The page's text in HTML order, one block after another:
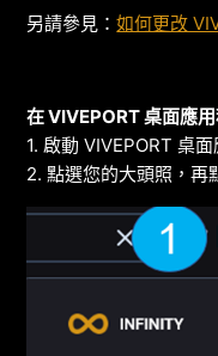
另請參見：如何更改
在 VIVEPORT 桌面應用
1. 啟動 VIVEPORT 桌
2. 點選您的大頭照，再